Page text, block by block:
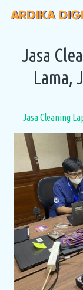
Jasa
Lama,
Jasa Cleaning